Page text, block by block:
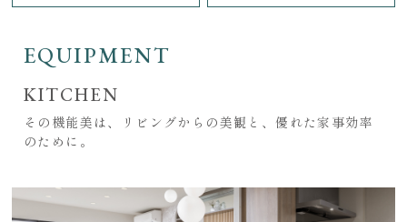
EQUIPMENT
KITCHEN
その機能美は、リビングからの美観と、優れた家事効率
のために。